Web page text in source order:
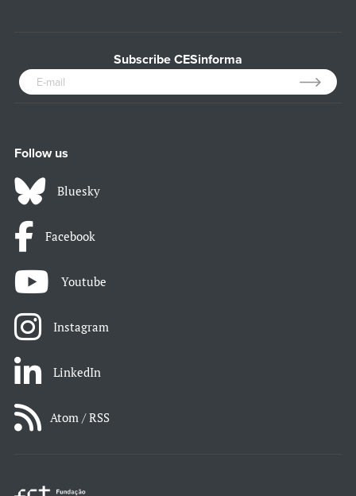
Subscribe CESinforma
Follow us
Bluesky
Facebook
Youtube
Instagram
LinkedIn
Atom / RSS